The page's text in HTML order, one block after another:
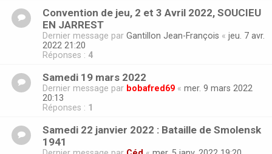
Convention de jeu, 2 et 3 Avril 2022, SOUCIEU
EN JARREST
Dernier message par Gantillon Jean-François « jeu. 7 avr.
2022 21:20
Réponses : 4
Samedi 19 mars 2022
Dernier message par bobafred69 « mer. 9 mars 2022
20:13
Réponses : 1
Samedi 22 janvier 2022 : Bataille de Smolensk
1941